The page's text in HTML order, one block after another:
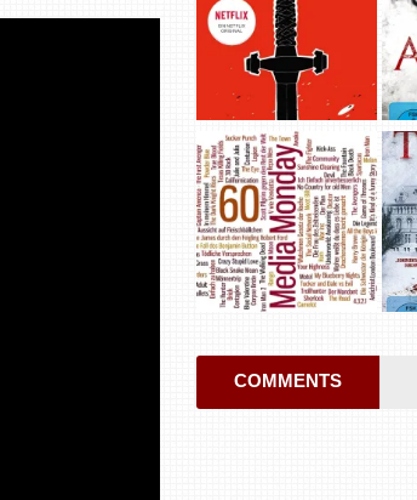
COMMENTS